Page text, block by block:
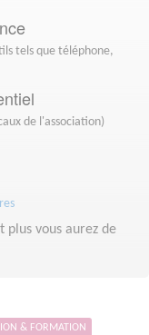
tels que téléphone,
de l'association)
plus vous aurez de
& FORMATION